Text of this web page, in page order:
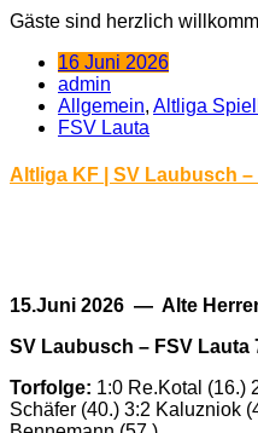
Gäste sind herzlich
16 Juni 2026
admin
Allgemein, Altliga
FSV Lauta
Altliga KF | SV Laubusch –
15.Juni 2026 — Alte
SV Laubusch – FSV Lauta
Torfolge: 1:0 Re.Kotal (16.)
Schäfer (40.) 3:2 Kaluzniok